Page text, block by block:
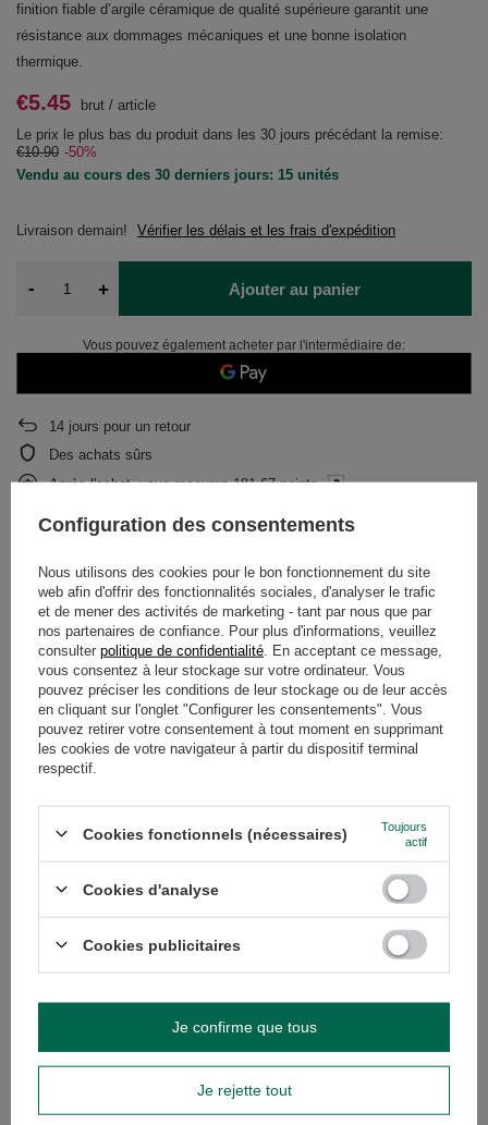
finition fiable d’argile céramique de qualité supérieure garantit une
résistance aux dommages mécaniques et une bonne isolation
thermique.
Livraison demain! Vérifier les délais et les frais d'expédition
€5.45 brut / article
Le prix le plus bas du produit dans les 30 jours précédant la remise:
€10.90 -50%
Vendu au cours des 30 derniers jours: 15 unités
- + Ajouter au panier
Vous pouvez également acheter par l'intermédiaire de:
14 jours pour un retour
Des achats sûrs
Après l'achat, vous recevrez181.67 points.
DESCRIPTION
DÉTAILS
GARANTIE
AVIS (0)
Avez-vous besoin d'aide ? Avez-vous des
questions ?
répondrons rapidement. Les questions
et les réponses les plus intéressantes
seront publiées pour que d'autres
puissent les consulter.
Poser une question
VOIR AUSSI
Calebasse en
Le prix le plus bas
Configuration des consentements
Nous utilisons des cookies pour le bon fonctionnement du site
web afin d'offrir des fonctionnalités sociales, d'analyser le trafic
et de mener des activités de marketing - tant par nous que par
nos partenaires de confiance. Pour plus d'informations, veuillez
consulter politique de confidentialité . En acceptant ce message,
vous consentez à leur stockage sur votre ordinateur. Vous
pouvez préciser les conditions de leur stockage ou de leur accès
en cliquant sur l'onglet "Configurer les consentements". Vous
pouvez retirer votre consentement à tout moment en supprimant
les cookies de votre navigateur à partir du dispositif terminal
respectif.
Cookies fonctionnels (nécessaires)
Toujours
actif
Cookies d'analyse
Cookies publicitaires
Je rejette tout
Je confirme que tous